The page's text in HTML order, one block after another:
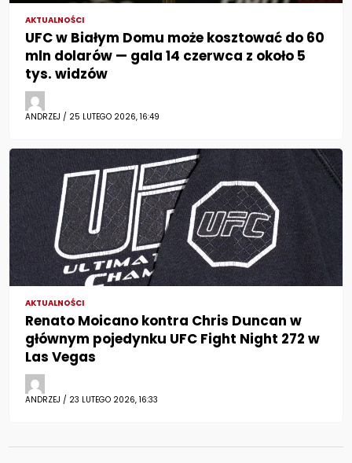
AKTUALNOŚCI
UFC w Białym Domu może kosztować do 60
mln dolarów — gala 14 czerwca z około 5
tys. widzów
ANDRZEJ / 25 LUTEGO 2026, 16:49
AKTUALNOŚCI
Renato Moicano kontra Chris Duncan w
głównym pojedynku UFC Fight Night 272 w
Las Vegas
ANDRZEJ / 23 LUTEGO 2026, 16:33